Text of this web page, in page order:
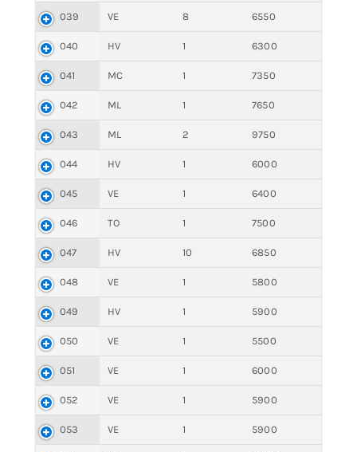
039 VE 8 6550
040 HV 1 6300
041 MC 1 7350
042 ML 1 7650
043 ML 2 9750
044 HV 1 6000
045 VE 1 6400
046 TO 1 7500
047 HV 10 6850
048 VE 1 5800
049 HV 1 5900
050 VE 1 5500
051 VE 1 6000
052 VE 1 5900
053 VE 1 5900